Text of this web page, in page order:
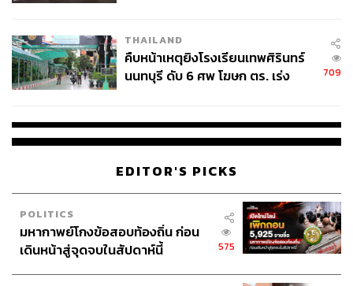
THAILAND
คืบหน้าเหตุยิงโรงเรียนเทพศิรินทร์
นนทบุรี ดับ 6 ศพ โฆษก ตร. เร่ง
709
EDITOR'S PICKS
POLITICS
มหากาพย์โกงข้อสอบท้องถิ่น ก่อน
เดินหน้าสู่จุดจบในสัปดาห์นี้
575